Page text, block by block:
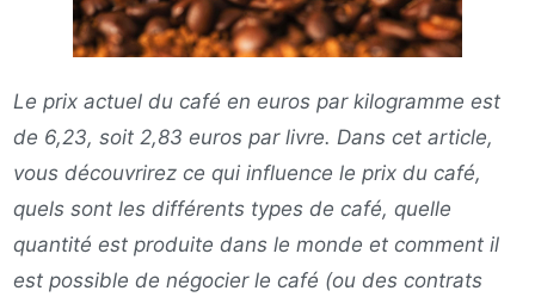
Le prix actuel du café en euros par kilogramme est
de 6,23, soit 2,83 euros par livre. Dans cet article,
vous découvrirez ce qui influence le prix du café,
quels sont les différents types de café, quelle
quantité est produite dans le monde et comment il
est possible de négocier le café (ou des contrats